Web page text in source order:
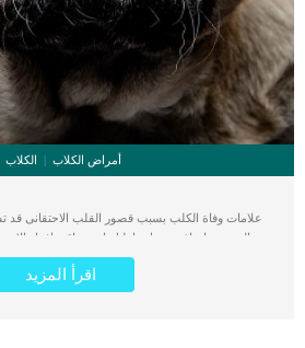
أمراض الكلاب الكلاب
علامات وفاة الكلب بسبب قصور القلب الاحتقانى قد
الحدث, واتخاذ جميع احتياطتك انت وباقى افراد
الاحتقانى من اخطر الحالات المرضية التى يمكن ان يتعرض
ذلك الكلاب والقطط. كما ان القلب يعتبر عضوا
اقرأ المزيد